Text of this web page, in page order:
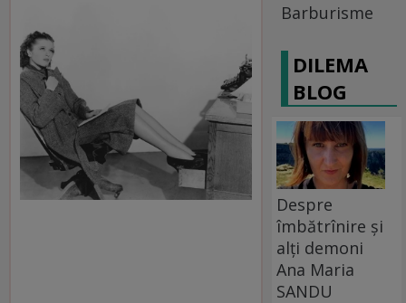
Barburisme
DILEMA
BLOG
Despre
îmbătrînire și
alți demoni
Ana Maria
SANDU